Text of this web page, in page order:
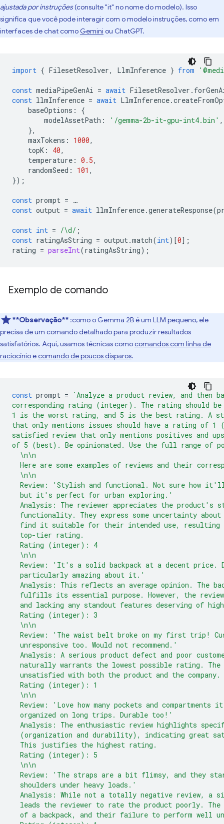
ajustada por instruções(consulte "it" no nome do modelo). Isso
significa que você pode interagir com o modelo instruções, como em
interfaces de chat como Gemini ou ChatGPT.
import { FilesetResolver, LlmInference } from
const mediaPipeGenAi = await FilesetResolver .
const llmInference = await LlmInference.
baseOptions :
{
modelAssetPath : '/gemma-2b-it-gpu-int4.bin' ,
},
maxTokens : 1000,
topK : 40,
temperature : 0.5,
randomSeed : 101 ,
});
const prompt = …
const output = await llmInference.generateResponse(
const int = /\d/ ;
const ratingAsString = output .match(int)[0];
rating = parseInt(ratingAsString);
Exemplo de comando
**Observação** :como o Gemma 2B é um LLM pequeno, ele
precisa de um comando detalhado para produzir resultados
satisfatórios. Aqui, usamos técnicas comocomandos com linha de
raciocínioecomando de poucos disparos.
const prompt =
`Analyze a product review, and then
corresponding rating (integer). The rating should be
1 is the worst rating, and 5 is the best rating. A
that only mentions issues should have a rating of 1
satisfied review that only mentions positives and
of 5 (best). Be opinionated. Use the full range of
  \n\n
Here are some examples of reviews and their
  \n\n
Review: 'Stylish and functional. Not sure how
  but it's perfect for urban exploring.'
Analysis: The reviewer appreciates the product's
functionality. They express some uncertainty
find it suitable for their intended use, resulting
  top-tier rating.
  Rating (integer): 4
  \n\n
Review: 'It's a solid backpack at a decent price.
  particularly amazing about it.'
Analysis: This reflects an average opinion. The
fulfills its essential purpose. However, the
and lacking any standout features deserving of
  Rating (integer): 3
  \n\n
Review: 'The waist belt broke on my first trip!
  unresponsive too. Would not recommend.'
Analysis: A serious product defect and poor
naturally warrants the lowest possible rating.
  unsatisfied with both the product and the company.
  Rating (integer): 1
  \n\n
Review: 'Love how many pockets and compartments
  organized on long trips. Durable too!'
Analysis: The enthusiastic review highlights
(organization and durability), indicating great
  This justifies the highest rating.
  Rating (integer): 5
  \n\n
Review: 'The straps are a bit flimsy, and they
  shoulders under heavy loads.'
Analysis: While not a totally negative review, a
leads the reviewer to rate the product poorly.
of a backpack, and their failure to perform well